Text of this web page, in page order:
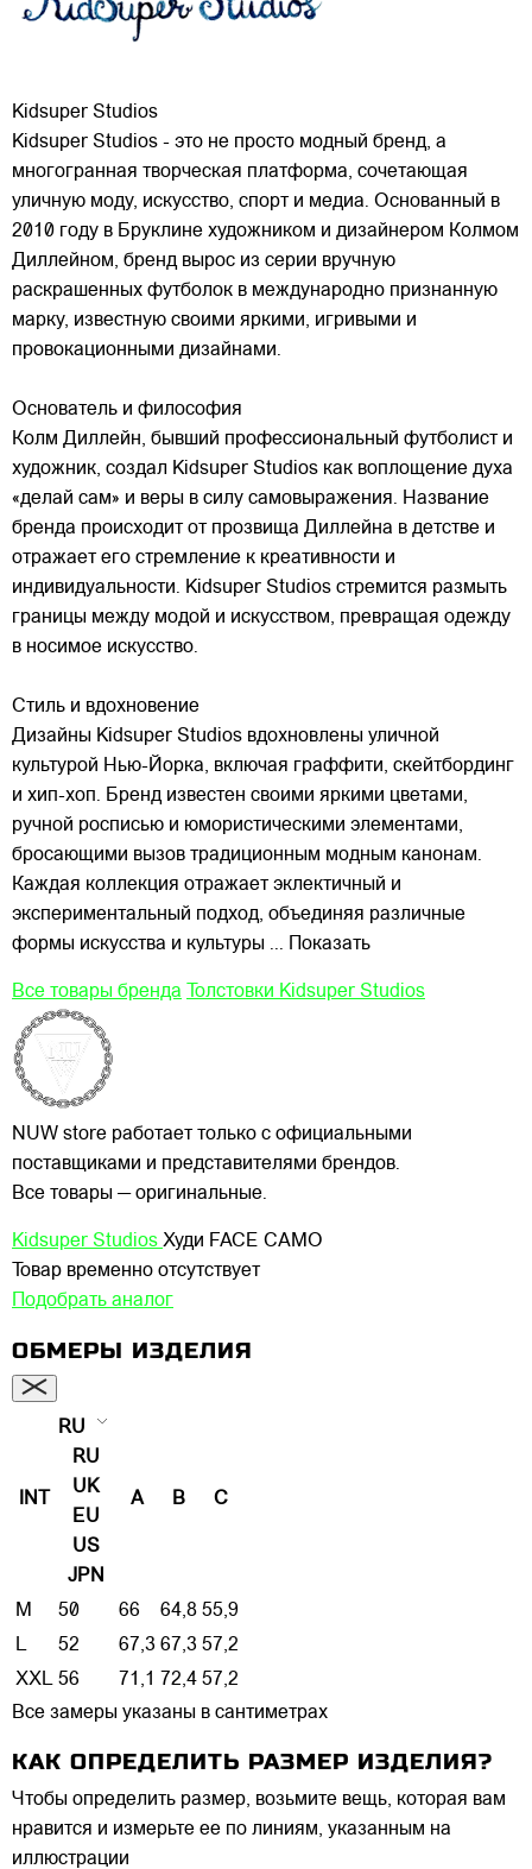
Kidsuper Studios
Kidsuper Studios - это не просто модный бренд, а
многогранная творческая платформа, сочетающая
уличную моду, искусство, спорт и медиа. Основанный в
2010 году в Бруклине художником и дизайнером Колмом
Диллейном, бренд вырос из серии вручную
раскрашенных футболок в международно признанную
марку, известную своими яркими, игривыми и
провокационными дизайнами.
Основатель и философия
Колм Диллейн, бывший профессиональный футболист и
художник, создал Kidsuper Studios как воплощение духа
«делай сам» и веры в силу самовыражения. Название
бренда происходит от прозвища Диллейна в детстве и
отражает его стремление к креативности и
индивидуальности. Kidsuper Studios стремится размыть
границы между модой и искусством, превращая одежду
в носимое искусство.
Стиль и вдохновение
Дизайны Kidsuper Studios вдохновлены уличной
культурой Нью-Йорка, включая граффити, скейтбординг
и хип-хоп. Бренд известен своими яркими цветами,
ручной росписью и юмористическими элементами,
бросающими вызов традиционным модным канонам.
Каждая коллекция отражает эклектичный и
экспериментальный подход, объединяя различные
формы искусства и культуры ... Показать
Все товары бренда Толстовки Kidsuper Studios
NUW store работает только с официальными
поставщиками и представителями брендов.
Все товары — оригинальные.
Kidsuper Studios Худи FACE CAMO
Товар временно отсутствует
Подобрать аналог
ОБМЕРЫ ИЗДЕЛИЯ
INT
RU
RU
UK
EU
US
JPN
A B C
M 50 66 64,8 55,9
L
52 67,3 67,3 57,2
XXL 56 71,1 72,4 57,2
Все замеры указаны в сантиметрах
КАК ОПРЕДЕЛИТЬ РАЗМЕР ИЗДЕЛИЯ?
Чтобы определить размер, возьмите вещь, которая вам
нравится и измерьте ее по линиям, указанным на
иллюстрации